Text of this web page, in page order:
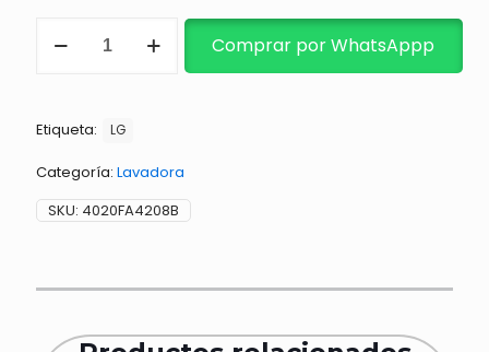
Comprar por WhatsAppp
Etiqueta: LG
Categoría: Lavadora
SKU: 4020FA4208B